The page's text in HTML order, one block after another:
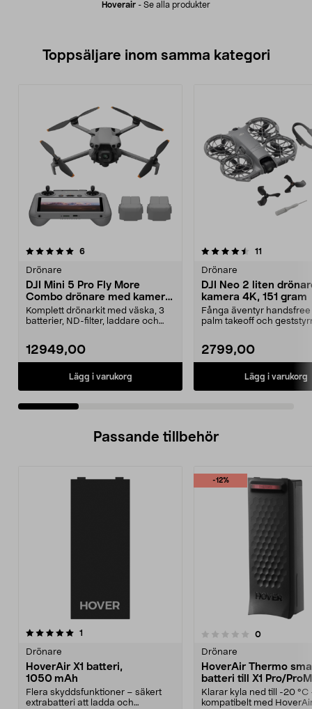
Hoverair - Se alla produkter
Toppsäljare inom samma kategori
6recensioner
Drönare
DJI Mini 5 Pro Fly More
Combo drönare med kamera,
249 g
Komplett drönarkit med väska, 3
batterier, ND-filter, laddare och
12949,00
Lägg i varukorg
4.5 av 5 stjärnor 11
Drönare
DJI Neo 2 liten
kamera 4K, 151 gram
Fånga äventyr
palm takeoff och
2799,00
Lägg i varukorg
5.0 av 5 stjärnor
Passande tillbehör
1
Drönare
HoverAir X1 batteri,
1050 mAh
Flera skyddsfunktioner – säkert
extrabatteri att ladda och
-12%
0.0 av 5 stjärnor 0recensioner
Drönare
HoverAir Thermo
batteri till X1 Pro/
Klarar kyla ned till -20 °C
kompatibelt med HoverAir
0.0 av 5 stjärnor